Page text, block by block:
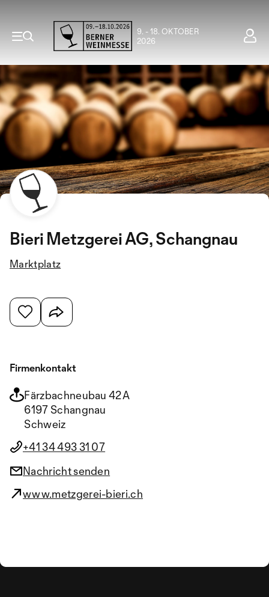
9. - 18. OKTOBER
2026
Bieri Metzgerei AG, Schangnau
Marktplatz
Firmenkontakt
Färzbachneubau 42A
6197 Schangnau
Schweiz
+41 34 493 31 07
Nachricht senden
www.metzgerei-bieri.ch